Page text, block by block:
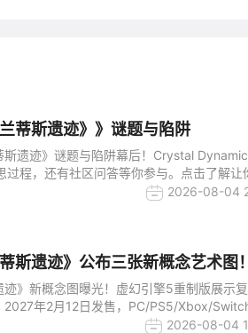
蒂斯遗迹》》谜题与陷阱
斯遗迹》谜题与陷阱幕后！Crystal
程，还有社区问答等你参与。点击了解让
2026-08-04
斯遗迹》公布三张新概念艺术图！
迹》新概念图曝光！虚幻引擎5重制版展示
2027年2月12日发售，PC/PS5/Xbox/
2026-08-04